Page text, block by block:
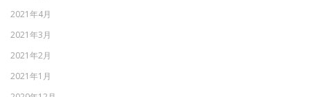
2021年4月
2021年3月
2021年2月
2021年1月